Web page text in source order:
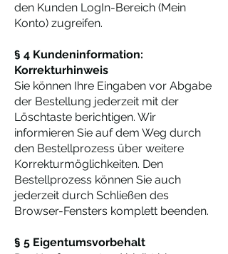
den Kunden LogIn-Bereich (Mein
Konto) zugreifen.
§ 4 Kundeninformation:
Korrekturhinweis
Sie können Ihre Eingaben vor Abgabe
der Bestellung jederzeit mit der
Löschtaste berichtigen. Wir
informieren Sie auf dem Weg durch
den Bestellprozess über weitere
Korrekturmöglichkeiten. Den
Bestellprozess können Sie auch
jederzeit durch Schließen des
Browser-Fensters komplett beenden.
§ 5 Eigentumsvorbehalt